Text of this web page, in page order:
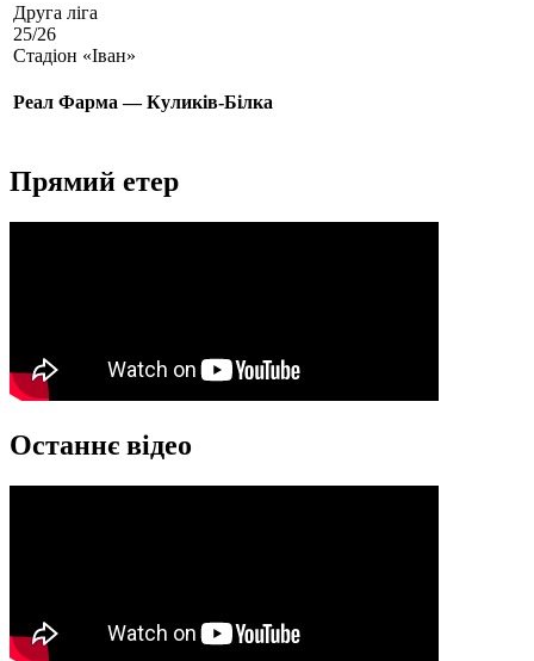
Друга ліга
25/26
Стадіон «Іван»
Реал Фарма — Куликів-Білка
Прямий етер
Останнє відео